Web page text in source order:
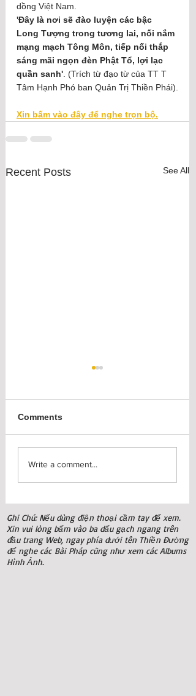
dồng Việt Nam.
'Đây là nơi sẽ đào luyện các bậc
Long Tượng trong tương lai, nối nắm
mạng mạch Tông Môn, tiếp nối thắp
sáng mãi ngọn đèn Phật Tổ, lợi lạc
quần sanh' . (Trích từ đạo từ của TT T
Tâm Hạnh Phó ban Quản Trị Thiền Phái).
Xin bấm vào đây để nghe trọn bộ.
Recent Posts See All
2 Ngày 28-29/3/2026
Comments
Write a comment...
Ghi Chú: Nếu dùng điện thoại cầm tay để xem.
Xin vui lòng bấm vào ba dấu gạch ngang trên
đầu trang Web, ngay phía dưới tên Thiền Đường
để nghe các Bài Pháp cũng như xem các Albums
Hình Ảnh.